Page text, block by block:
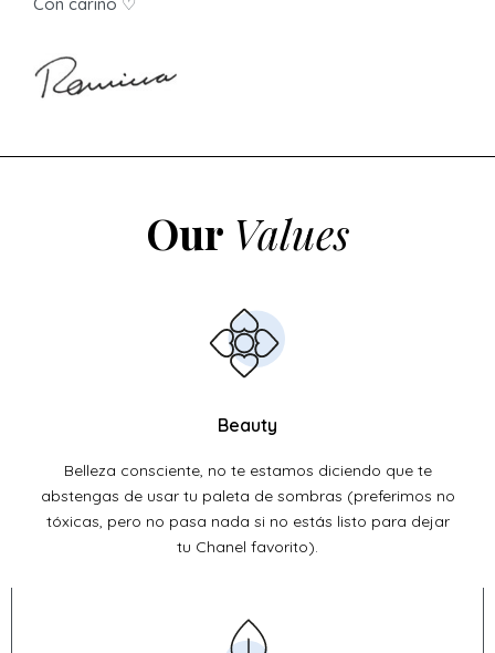
Our Values
Beauty
Belleza consciente, no te estamos diciendo que te
abstengas de usar tu paleta de sombras (preferimos no
tóxicas, pero no pasa nada si no estás listo para dejar
tu Chanel favorito).